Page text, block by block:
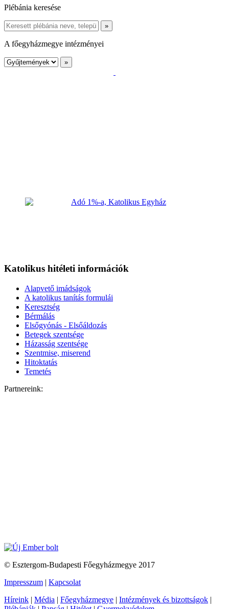
Plébánia keresése
A főegyházmegye intézményei
Katolikus hitéleti információk
Alapvető imádságok
A katolikus tanítás formulái
Keresztség
Bérmálás
Elsőgyónás - Elsőáldozás
Betegek szentsége
Házasság szentsége
Szentmise, miserend
Hitoktatás
Temetés
Partnereink:
© Esztergom-Budapesti Főegyházmegye 2017
Impresszum | Kapcsolat
Híreink | Média | Főegyházmegye | Intézmények és bizottságok |